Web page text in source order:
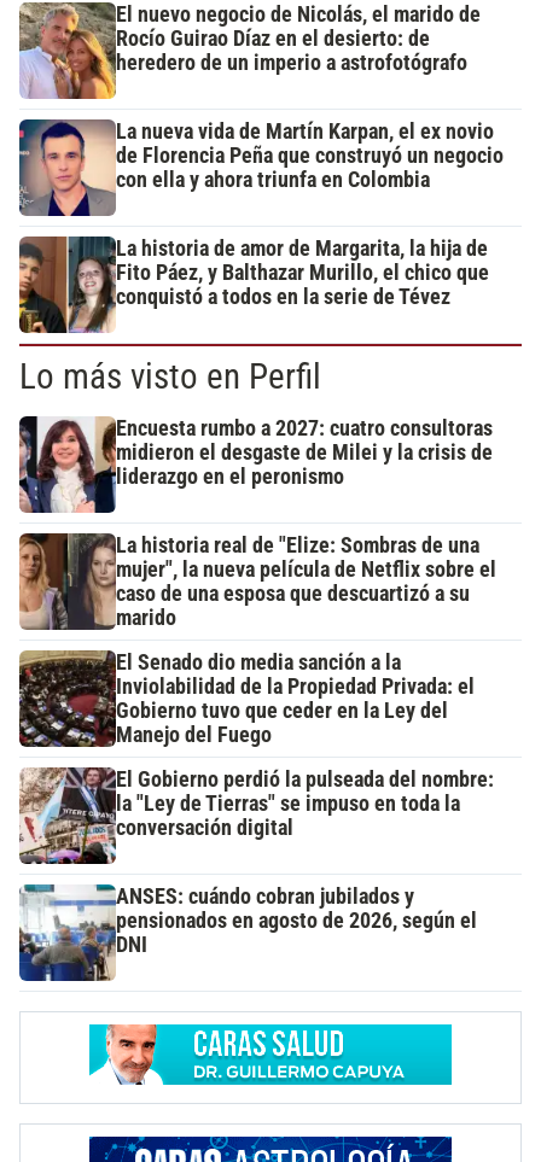
El nuevo negocio de Nicolás, el marido de
Rocío Guirao Díaz en el desierto: de
heredero de un imperio a astrofotógrafo
La nueva vida de Martín Karpan, el ex novio
de Florencia Peña que construyó un negocio
con ella y ahora triunfa en Colombia
La historia de amor de Margarita, la hija de
Fito Páez, y Balthazar Murillo, el chico que
conquistó a todos en la serie de Tévez
Lo más visto en Perfil
Encuesta rumbo a 2027: cuatro consultoras
midieron el desgaste de Milei y la crisis de
liderazgo en el peronismo
La historia real de "Elize: Sombras de una
mujer", la nueva película de Netflix sobre el
caso de una esposa que descuartizó a su
marido
El Senado dio media sanción a la
Inviolabilidad de la Propiedad Privada: el
Gobierno tuvo que ceder en la Ley del
Manejo del Fuego
El Gobierno perdió la pulseada del nombre:
la "Ley de Tierras" se impuso en toda la
conversación digital
ANSES: cuándo cobran jubilados y
pensionados en agosto de 2026, según el
DNI